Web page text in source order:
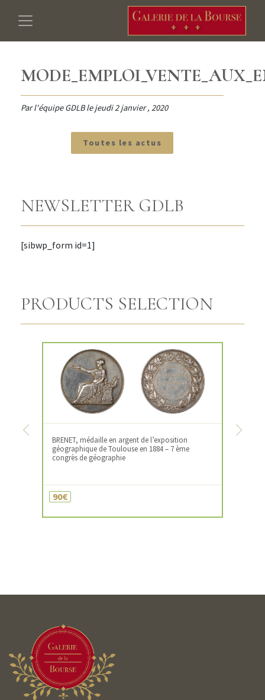
Par l'équipe GDLB lejeudi 2 janvier , 2020
Toutes les actus
NEWSLETTER GDLB
[sibwp_form id=1]
PRODUCTS SELECTION
BRENET, médaille en argent de l’exposition
géographique de Toulouse en 1884 – 7 ème
congrès de géographie
90€
Previous Next